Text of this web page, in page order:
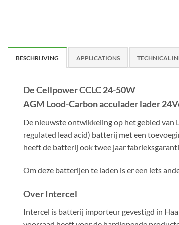
BESCHRIJVING APPLICATIONS TECHNICAL
De Cellpower CCLC 24-50W
AGM Lood-Carbon acculader lader
De nieuwste ontwikkeling op het gebied van
regulated lead acid) batterij met een
heeft de batterij ook twee jaar
Om deze batterijen te laden is er een iets
Over Intercel
Intercel is batterij importeur gevestigd in